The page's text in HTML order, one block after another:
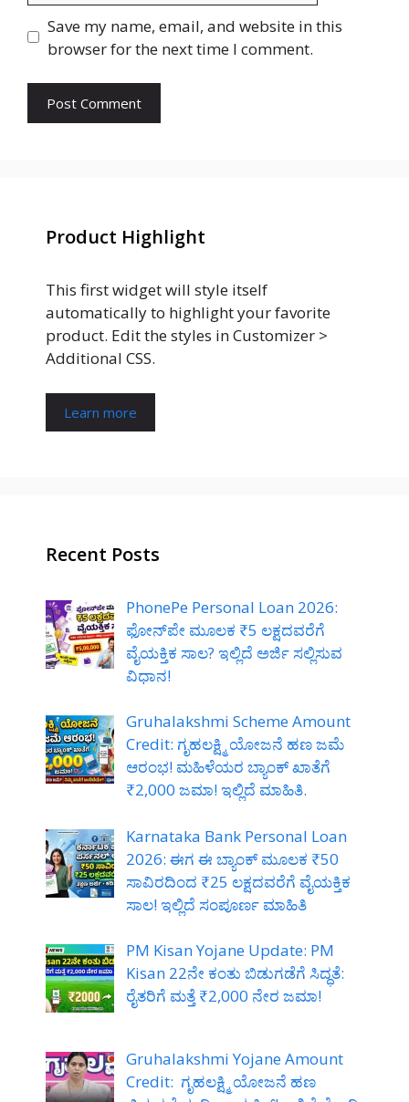
Save my name, email, and website in this
browser for the next time I comment.
Product Highlight
This first widget will style itself
automatically to highlight your favorite
product. Edit the styles in Customizer >
Additional CSS.
Learn more
Recent Posts
PhonePe Personal Loan 2026:
ಫೋನ್‌ಪೇ ಮೂಲಕ ₹5 ಲಕ್ಷದವರೆಗೆ
ವೈಯಕ್ತಿಕ ಸಾಲ? ಇಲ್ಲಿದೆ ಅರ್ಜಿ ಸಲ್ಲಿಸುವ
ವಿಧಾನ!
Gruhalakshmi Scheme Amount
Credit: ಗೃಹಲಕ್ಷ್ಮಿ ಯೋಜನೆ ಹಣ ಜಮೆ
ಆರಂಭ! ಮಹಿಳೆಯರ ಬ್ಯಾಂಕ್ ಖಾತೆಗೆ
₹2,000 ಜಮಾ! ಇಲ್ಲಿದೆ ಮಾಹಿತಿ.
Karnataka Bank Personal Loan
2026: ಈಗ ಈ ಬ್ಯಾಂಕ್ ಮೂಲಕ ₹50
ಸಾವಿರದಿಂದ ₹25 ಲಕ್ಷದವರೆಗೆ ವೈಯಕ್ತಿಕ
ಸಾಲ! ಇಲ್ಲಿದೆ ಸಂಪೂರ್ಣ ಮಾಹಿತಿ
PM Kisan Yojane Update: PM
Kisan 22ನೇ ಕಂತು ಬಿಡುಗಡೆಗೆ ಸಿದ್ಧತೆ:
ರೈತರಿಗೆ ಮತ್ತೆ ₹2,000 ನೇರ ಜಮಾ!
Gruhalakshmi Yojane Amount
Credit: ಗೃಹಲಕ್ಷ್ಮಿ ಯೋಜನೆ ಹಣ